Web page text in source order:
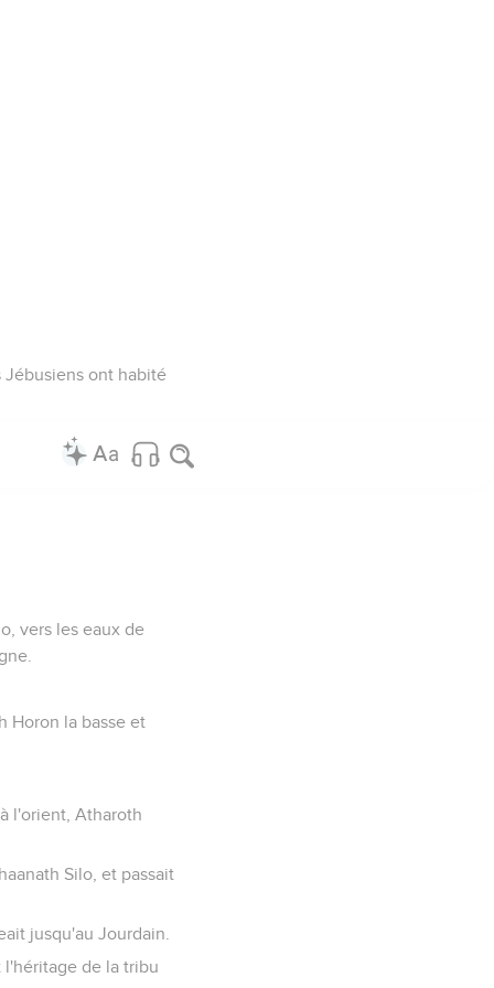
Jébusiens ont habité
vers les eaux de
Horon la basse et
l'orient, Atharoth
Silo, et passait
jusqu'au Jourdain.
l'héritage de la tribu